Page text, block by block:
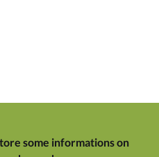
some informations on